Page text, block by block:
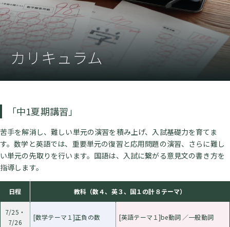
カリキュラム
「中1夏期講習」
苦手を解消し、難しい単元の演習を積み上げ、入試基礎力を育てま
す。数学と英語では、重要単元の復習と応用問題の演習、さらに難し
い単元の先取りを行います。国語は、入試に繋がる意見文の書き方を
指導します。
日程 教科（数４、英３、国１の計８テーマ）
7/25・
7/26
[数学テーマ１]正負の数 [英語テーマ１]be動詞 ／一般動詞